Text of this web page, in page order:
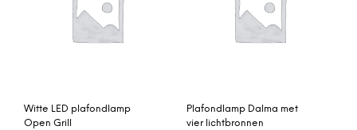
Witte LED plafondlamp
Open Grill
Plafondlamp Dalma met
vier lichtbronnen